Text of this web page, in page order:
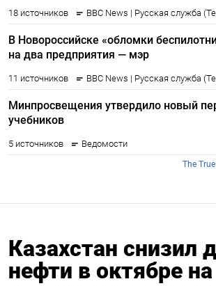
Казахстан снизил
нефти в октябре на